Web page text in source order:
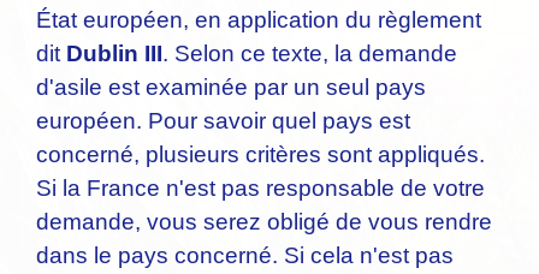
État européen, en application du règlement
dit Dublin III. Selon ce texte, la demande
d'asile est examinée par un seul pays
européen. Pour savoir quel pays est
concerné, plusieurs critères sont appliqués.
Si la France n'est pas responsable de votre
demande, vous serez obligé de vous rendre
dans le pays concerné. Si cela n'est pas